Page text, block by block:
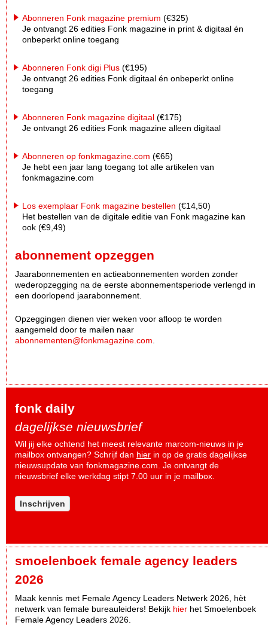
Abonneren Fonk magazine premium (€325)
Je ontvangt 26 edities Fonk magazine in print & digitaal én
onbeperkt online toegang
Abonneren Fonk digi Plus (€195)
Je ontvangt 26 edities Fonk digitaal én onbeperkt online
toegang
Abonneren Fonk magazine digitaal (€175)
Je ontvangt 26 edities Fonk magazine alleen digitaal
Abonneren op fonkmagazine.com (€65)
Je hebt een jaar lang toegang tot alle artikelen van
fonkmagazine.com
Los exemplaar Fonk magazine bestellen (€14,50)
Het bestellen van de digitale editie van Fonk magazine kan
ook (€9,49)
abonnement opzeggen
Jaarabonnementen en actieabonnementen worden zonder
wederopzegging na de eerste abonnementsperiode verlengd in
een doorlopend jaarabonnement.
Opzeggingen dienen vier weken voor afloop te worden
aangemeld door te mailen naar
abonnementen@fonkmagazine.com.
fonk daily
dagelijkse nieuwsbrief
Wil jij elke ochtend het meest relevante marcom-nieuws in je
mailbox ontvangen? Schrijf dan hier in op de gratis dagelijkse
nieuwsupdate van fonkmagazine.com. Je ontvangt de
nieuwsbrief elke werkdag stipt 7.00 uur in je mailbox.
Inschrijven
smoelenboek female agency leaders
2026
Maak kennis met Female Agency Leaders Netwerk 2026, hèt
netwerk van female bureauleiders! Bekijk hier het Smoelenboek
Female Agency Leaders 2026.